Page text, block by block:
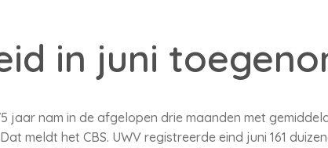
in juni
jaar nam in de afgelopen drie maanden met
meldt het CBS. UWV registreerde eind juni 161